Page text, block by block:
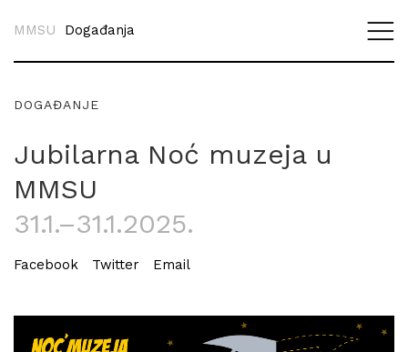
MMSU Događanja
DOGAĐANJE
Jubilarna Noć muzeja u
MMSU
31.1.–31.1.2025.
Facebook Twitter Email